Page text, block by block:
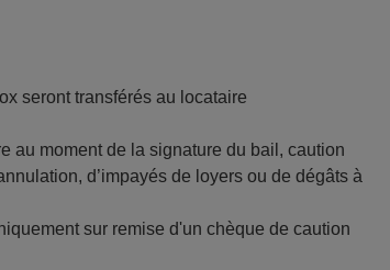
seront transférés au locataire
au moment de la signature du bail, caution
d’impayés de loyers ou de dégâts à
sur remise d'un chèque de caution